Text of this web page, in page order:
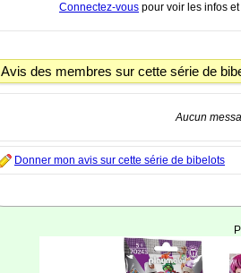
Connectez-vous pour voir les infos
Avis des membres sur cette série de
Aucun
Donner mon avis sur cette série de bibelots